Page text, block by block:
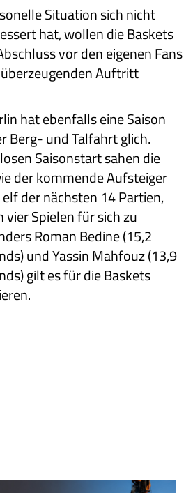
Situation sich nicht
hat, wollen die Baskets
vor den eigenen Fans
Auftritt
hat ebenfalls eine Saison
Berg- und Talfahrt glich.
Saisonstart sahen die
der kommende Aufsteiger
der nächsten 14 Partien,
Spielen für sich zu
Roman Bedine (15,2
und Yassin Mahfouz (13,9
gilt es für die Baskets